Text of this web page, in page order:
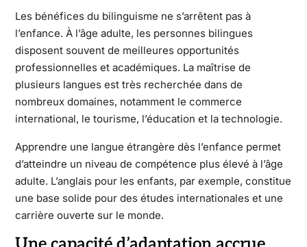
Les bénéfices du bilinguisme ne s’arrêtent pas à
l’enfance. À l’âge adulte, les personnes bilingues
disposent souvent de meilleures opportunités
professionnelles et académiques. La maîtrise de
plusieurs langues est très recherchée dans de
nombreux domaines, notamment le commerce
international, le tourisme, l’éducation et la technologie.
Apprendre une langue étrangère dès l’enfance permet
d’atteindre un niveau de compétence plus élevé à l’âge
adulte. L’anglais pour les enfants, par exemple, constitue
une base solide pour des études internationales et une
carrière ouverte sur le monde.